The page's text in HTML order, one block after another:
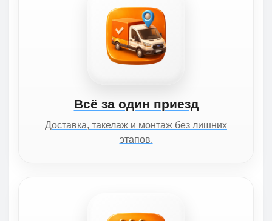
Всё за один приезд
Доставка, такелаж и монтаж без лишних
этапов.